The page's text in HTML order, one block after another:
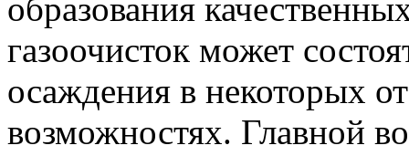
образования
газоочисток может
осаждения в некоторых
возможностях. Главной